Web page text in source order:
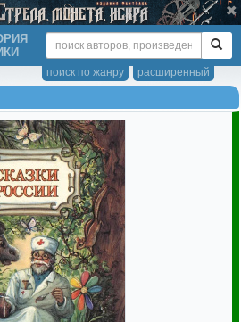
расширенный
поиск по жанру